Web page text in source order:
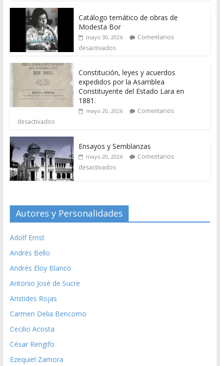
Catálogo temático de obras de
Modesta Bor
mayo 30, 2026
Comentarios
desactivados
Constitución, leyes y acuerdos
expedidos por la Asamblea
Constituyente del Estado Lara en
1881.
mayo 20, 2026
Comentarios
desactivados
Ensayos y Semblanzas
mayo 20, 2026
Comentarios
desactivados
Autores y Personalidades
Adolf Ernst
Andrés Bello
Andrés Eloy Blanco
Antonio José de Sucre
Aristides Rojas
Carmen Delia Bencomo
Cecilio Acosta
César Rengifo
Ezequiel Zamora